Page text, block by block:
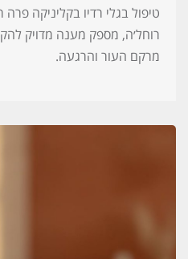
טיפול בגלי רדיו בקליניקה
רוחל׳ה, מספק מענה מדויק
מרקם העור והרגעה.